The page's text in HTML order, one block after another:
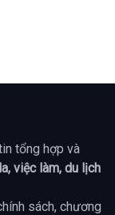
tổng hợp và
việc làm, du lịch
sách, chương